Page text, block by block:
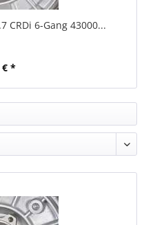
CRDi 6-Gang 43000...
€ *